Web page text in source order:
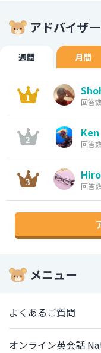
アドバイザ
週間 月間
回答
Ken
回答
Hiro
回答
メニュー
よくあるご質問
オンライン英会話